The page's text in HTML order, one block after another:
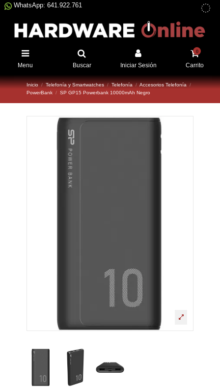
WhatsApp: 641.922.761
Menu Buscar Iniciar Sesión
0
Carrito
Inicio Telefonía y Smartwatches Telefonía
Accesorios Telefonía
PowerBank
SP GP15 Powerbank 10000mAh Negro